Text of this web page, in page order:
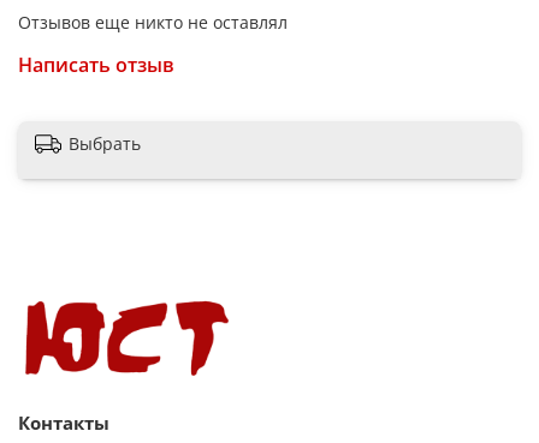
Отзывов еще никто не оставлял
Написать отзыв
Выбрать
Контакты